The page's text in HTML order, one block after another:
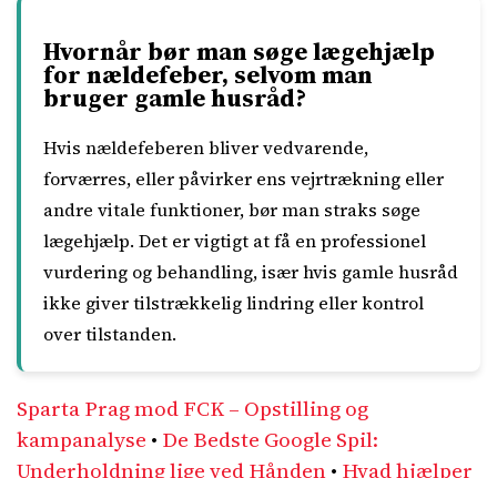
Hvornår bør man søge lægehjælp
for nældefeber, selvom man
bruger gamle husråd?
Hvis nældefeberen bliver vedvarende,
forværres, eller påvirker ens vejrtrækning eller
andre vitale funktioner, bør man straks søge
lægehjælp. Det er vigtigt at få en professionel
vurdering og behandling, især hvis gamle husråd
ikke giver tilstrækkelig lindring eller kontrol
over tilstanden.
Sparta Prag mod FCK – Opstilling og
kampanalyse • De Bedste Google Spil:
Underholdning lige ved Hånden• Hvad hjælper